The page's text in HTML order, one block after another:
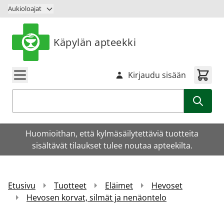
Siirry sisältöön
Aukioloajat
Käpylän apteekki
Kirjaudu sisään
Huomioithan, että kylmäsäilytettäviä tuotteita
sisältävät tilaukset tulee noutaa apteekilta.
Etusivu Tuotteet Eläimet
Hevoset
Hevosen korvat, silmät ja nenäontelo